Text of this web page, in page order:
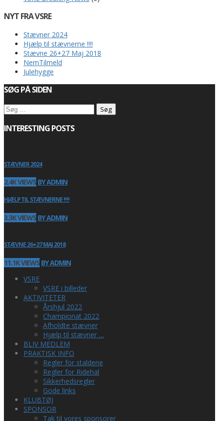
NYT FRA VSRE
Stævner 2024
Hjælp til stævnerne !!!!
Stævne 26+27 Maj 2018
NemTilmeld
Julehygge
SØG PÅ SIDEN
Søg
efter:
INTERESTING POSTS
STÆVNER 2024
2.4K VIEWS BY ADMIN
HJÆLP TIL STÆVNERNE !!!!
3.3K VIEWS BY ADMIN
STÆVNE 26+27 MAJ 2018
11.1K VIEWS BY ADMIN
VSRE
VSRE i billeder
AKTIVITETER
Årshjul 2022
Championat 2022
Afholdte stævner
Hjælp til stævner …
BLIV MEDLEM
PRAKTISK INFO
Regler for staldene
Regler for Ridehal
Sikkerhedsregler
Gode links
KLUBTØJ
SPONSOR
Tak til vores sponsorer